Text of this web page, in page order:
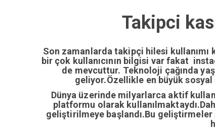
Takipci
Son zamanlarda takipçi hilesi
bir çok kullanıcının bilgisi var fakat
de mevcuttur. Teknoloji çağında
geliyor.Özellikle en büyük
Dünya üzerinde milyarlarca aktif
platformu olarak
geliştirilmeye başlandı.Bu geliştirmeler